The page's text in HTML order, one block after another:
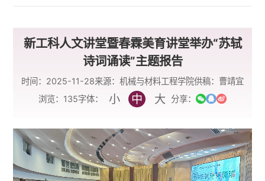
新工科人文讲堂暨春霖美育讲堂举办“苏轼
诗词诵读”主题报告
时间：2025-11-28来源：机械与材料工程学院供稿：曹靖宜
浏览： 135字体： 小 中 大 分享：